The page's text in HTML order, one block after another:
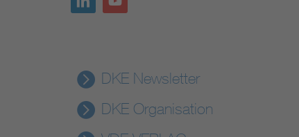
DKE Newsletter
DKE Organisation